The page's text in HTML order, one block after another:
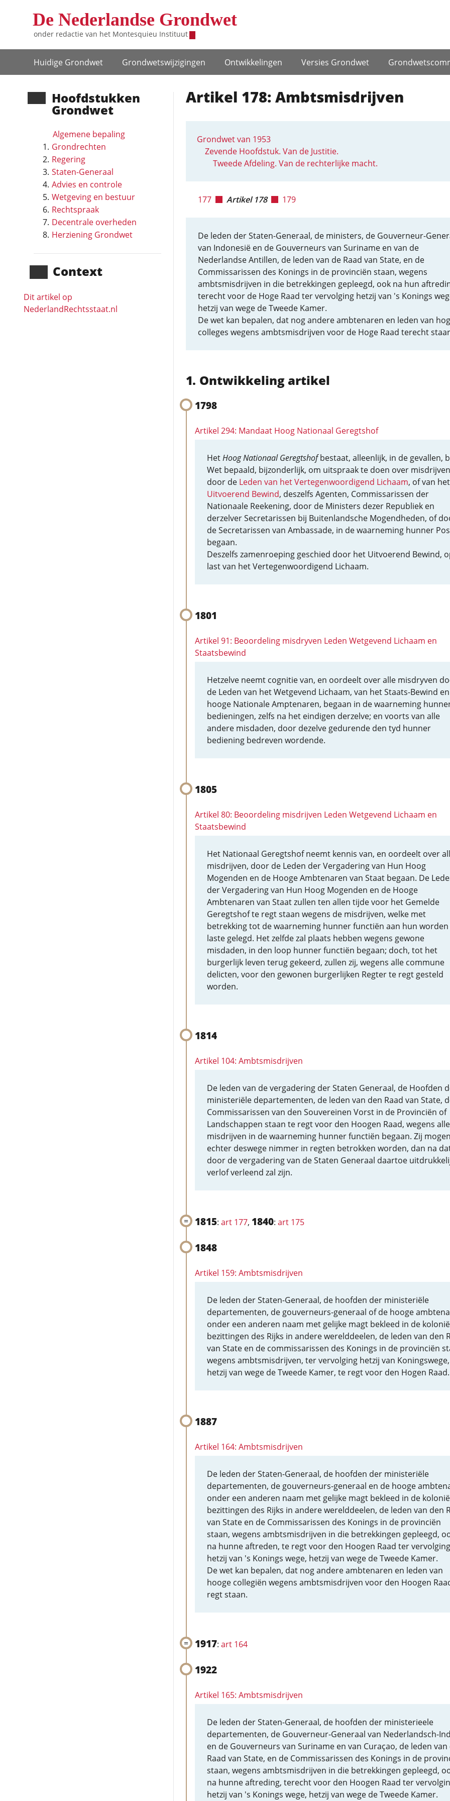
De Nederlandse Grondwet
onder redactie van het Montesquieu Instituut
Hoofdnavigatie
Huidige Grondwet Grondwets­wijzigingen Ontwikke­lingen Versies Grondwet
Hoofd­stukken
Grondwet
Algemene bepaling
Grondrechten
Regering
Staten-Generaal
Advies en controle
Wetgeving en bestuur
Rechtspraak
Decentrale overheden
Herziening Grondwet
Context
Dit artikel op
NederlandRechts­staat.nl
Artikel 178: Ambtsmisdrijven
Grondwet van 1953
Zevende Hoofdstuk. Van de Justitie.
Tweede Afdeling. Van de rechterlijke macht.
177 Artikel 178 179
De leden der Staten-Generaal, de ministers, de Gouverneur-
van Indonesië en de Gouverneurs van Suriname en van de
Nederlandse Antillen, de leden van de Raad van State, en de
Commissarissen des Konings in de provinciën staan, wegens
ambtsmisdrijven in die betrekkingen gepleegd, ook na hun
terecht voor de Hoge Raad ter vervolging hetzij van 's Konings
hetzij van wege de Tweede Kamer.
De wet kan bepalen, dat nog andere ambtenaren en leden van
colleges wegens ambtsmisdrijven voor de Hoge Raad terecht
Ontwikkeling artikel
1798
Artikel 294: Mandaat Hoog Nationaal Geregtshof
HetHoog Nationaal Geregtshofbestaat, alleenlijk, in de gevallen,
Wet bepaald, bijzonderlijk, om uitspraak te doen over
door de Leden van het Vertegenwoordigend Lichaam, of van het
Uitvoerend Bewind, deszelfs Agenten, Commissarissen der
Nationaale Reekening, door de Ministers dezer Republiek en
derzelver Secretarissen bij Buitenlandsche Mogendheden, of
de Secretarissen van Ambassade, in de waarneming hunner
begaan.
Deszelfs zamenroeping geschied door het Uitvoerend Bewind,
last van het Vertegenwoordigend Lichaam.
1801
Artikel 91: Beoordeling misdryven Leden Wetgevend Lichaam en
Staatsbewind
Hetzelve neemt cognitie van, en oordeelt over alle misdryven
de Leden van het Wetgevend Lichaam, van het Staats-Bewind
hooge Nationale Amptenaren, begaan in de waarneming
bedieningen, zelfs na het eindigen derzelve; en voorts van alle
andere misdaden, door dezelve gedurende den tyd hunner
bediening bedreven wordende.
1805
Artikel 80: Beoordeling misdrijven Leden Wetgevend Lichaam en
Staatsbewind
Het Nationaal Geregtshof neemt kennis van, en oordeelt over
misdrijven, door de Leden der Vergadering van Hun Hoog
Mogenden en de Hooge Ambtenaren van Staat begaan. De
der Vergadering van Hun Hoog Mogenden en de Hooge
Ambtenaren van Staat zullen ten allen tijde voor het Gemelde
Geregtshof te regt staan wegens de misdrijven, welke met
betrekking tot de waarneming hunner functiën aan hun
laste gelegd. Het zelfde zal plaats hebben wegens gewone
misdaden, in den loop hunner functiën begaan; doch, tot het
burgerlijk leven terug gekeerd, zullen zij, wegens alle commune
delicten, voor den gewonen burgerlijken Regter te regt gesteld
worden.
1814
Artikel 104: Ambtsmisdrijven
De leden van de vergadering der Staten Generaal, de Hoofden
ministeriële departementen, de leden van den Raad van State,
Commissarissen van den Souvereinen Vorst in de Provinciën of
Landschappen staan te regt voor den Hoogen Raad, wegens alle
misdrijven in de waarneming hunner functiën begaan. Zij mogen
echter deswege nimmer in regten betrokken worden, dan na
door de vergadering van de Staten Generaal daartoe
verlof verleend zal zijn.
1815: art 177, 1840: art 175
1848
Artikel 159: Ambtsmisdrijven
De leden der Staten-Generaal, de hoofden der ministeriële
departementen, de gouverneurs-generaal of de hooge
onder een anderen naam met gelijke magt bekleed in de
bezittingen des Rijks in andere werelddeelen, de leden van den
van State en de commissarissen des Konings in de provinciën
wegens ambtsmisdrijven, ter vervolging hetzij van Koningswege,
hetzij van wege de Tweede Kamer, te regt voor den Hogen Raad.
1887
Artikel 164: Ambtsmisdrijven
De leden der Staten-Generaal, de hoofden der ministeriële
departementen, de gouverneurs-generaal en de hooge
onder een anderen naam met gelijke magt bekleed in de
bezittingen des Rijks in andere werelddeelen, de leden van den
van State en de Commissarissen des Konings in de provinciën
staan, wegens ambtsmisdrijven in die betrekkingen gepleegd,
na hunne aftreden, te regt voor den Hoogen Raad ter vervolging
hetzij van 's Konings wege, hetzij van wege de Tweede Kamer.
De wet kan bepalen, dat nog andere ambtenaren en leden van
hooge collegiën wegens ambtsmisdrijven voor den Hoogen
regt staan.
1917: art 164
1922
Artikel 165: Ambtsmisdrijven
De leden der Staten-Generaal, de hoofden der ministerieele
departementen, de Gouverneur-Generaal van Nederlandsch-
en de Gouverneurs van Suriname en van Curaçao, de leden van
Raad van State, en de Commissarissen des Konings in de
staan, wegens ambtsmisdrijven in die betrekkingen gepleegd,
na hunne aftreding, terecht voor den Hoogen Raad ter
hetzij van 's Konings wege, hetzij van wege de Tweede Kamer.